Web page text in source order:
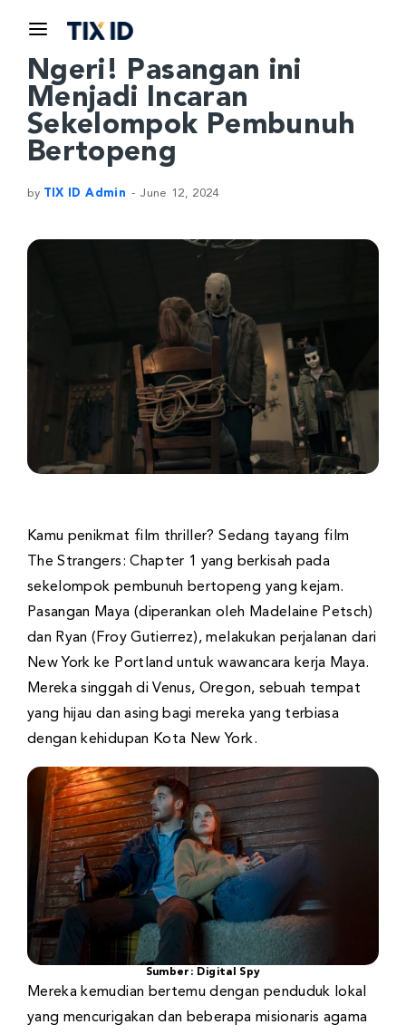
Ngeri! Pasangan ini
Menjadi Incaran
Sekelompok Pembunuh
Bertopeng
by TIX ID Admin June 12, 2024
Kamu penikmat film thriller? Sedang tayang film
The Strangers: Chapter 1 yang berkisah pada
sekelompok pembunuh bertopeng yang kejam.
Pasangan Maya (diperankan oleh Madelaine Petsch)
dan Ryan (Froy Gutierrez), melakukan perjalanan dari
New York ke Portland untuk wawancara kerja Maya.
Mereka singgah di Venus, Oregon, sebuah tempat
yang hijau dan asing bagi mereka yang terbiasa
dengan kehidupan Kota New York.
Sumber: Digital Spy
Mereka kemudian bertemu dengan penduduk lokal
yang mencurigakan dan beberapa misionaris agama